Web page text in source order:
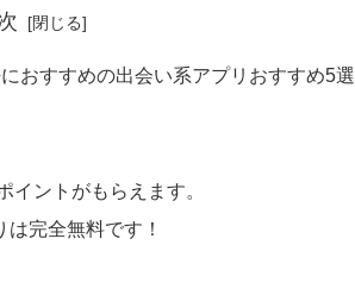
おすすめの出会い系アプリおすすめ5選
ントがもらえます。
完全無料です！